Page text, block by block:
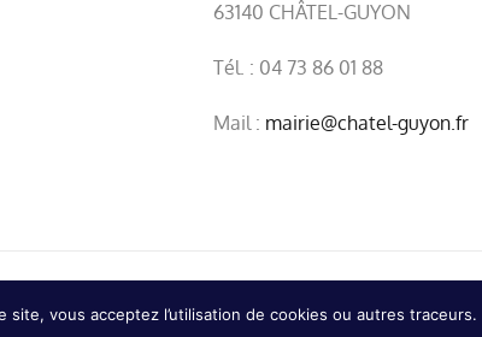
63140 CHÂTEL-GUYON
Tél. : 04 73 86 01 88
Mail : mairie@chatel-guyon.fr
site, vous acceptez l’utilisation de cookies ou autres traceurs.